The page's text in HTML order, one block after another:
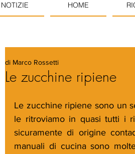
NOTIZIE HOME
Le zucchine ripiene
di Marco Rossetti
Le zucchine ripiene sono un
le ritroviamo in quasi tutti i
sicuramente di origine
manuali di cucina sono